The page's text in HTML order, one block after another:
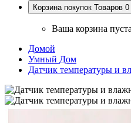
Корзина покупок Товаров
Ваша корзина
Домой
Умный Дом
Датчик температуры и